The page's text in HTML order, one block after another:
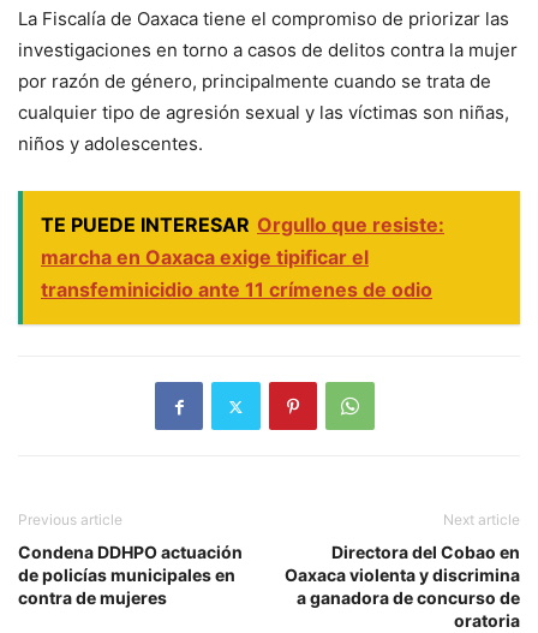
La Fiscalía de Oaxaca tiene el compromiso de priorizar las
investigaciones en torno a casos de delitos contra la mujer
por razón de género, principalmente cuando se trata de
cualquier tipo de agresión sexual y las víctimas son niñas,
niños y adolescentes.
TE PUEDE INTERESAR Orgullo que resiste:
marcha en Oaxaca exige tipificar el
transfeminicidio ante 11 crímenes de odio
Previous article
Condena DDHPO actuación
de policías municipales en
contra de mujeres
Next article
Directora del Cobao en
Oaxaca violenta y discrimina
a ganadora de concurso de
oratoria